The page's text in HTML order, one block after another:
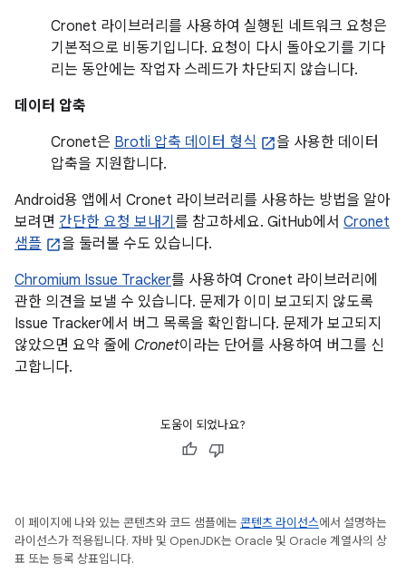
Cronet 라이브러리를 사용하여 실행된 네트워크 요청은
기본적으로 비동기입니다. 요청이 다시 돌아오기를 기다
리는 동안에는 작업자 스레드가 차단되지 않습니다.
데이터 압축
Cronet은 Brotli 압축 데이터 형식
을 사용한 데이터
압축을 지원합니다.
Android용 앱에서 Cronet 라이브러리를 사용하는 방법을 알아
보려면 간단한 요청 보내기 를 참고하세요. GitHub에서 Cronet
샘플
을 둘러볼 수도 있습니다.
Chromium Issue Tracker를 사용하여 Cronet 라이브러리에
관한 의견을 보낼 수 있습니다. 문제가 이미 보고되지 않도록
Issue Tracker에서 버그 목록을 확인합니다. 문제가 보고되지
않았으면 요약 줄에 Cronet이라는 단어를 사용하여 버그를 신
고합니다.
도움이 되었나요?
이 페이지에 나와 있는 콘텐츠와 코드 샘플에는 콘텐츠 라이선스에서 설명하는
라이선스가 적용됩니다. 자바 및 OpenJDK는 Oracle 및 Oracle 계열사의 상
표 또는 등록 상표입니다.